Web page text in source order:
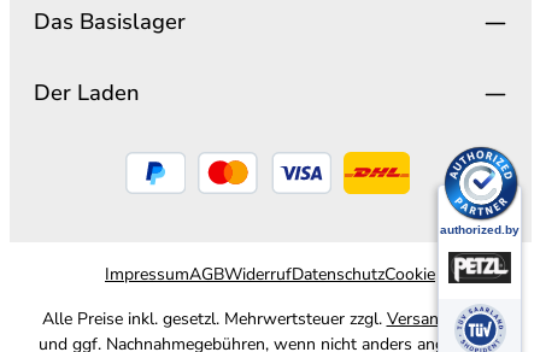
Das Basislager
Der Laden
ImpressumAGBWiderrufDatenschutzCookie
Alle Preise inkl. gesetzl. Mehrwertsteuer zzgl. Versandkosten
und ggf. Nachnahmegebühren, wenn nicht anders angegeben.